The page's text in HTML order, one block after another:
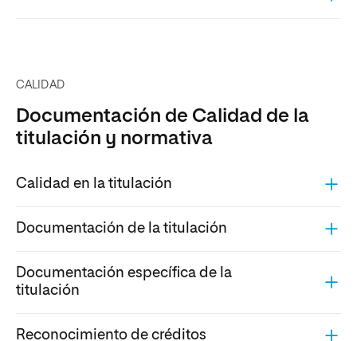
CALIDAD
Documentación de Calidad de la
titulación y normativa
Calidad en la titulación
Documentación de la titulación
Documentación específica de la
titulación
Reconocimiento de créditos